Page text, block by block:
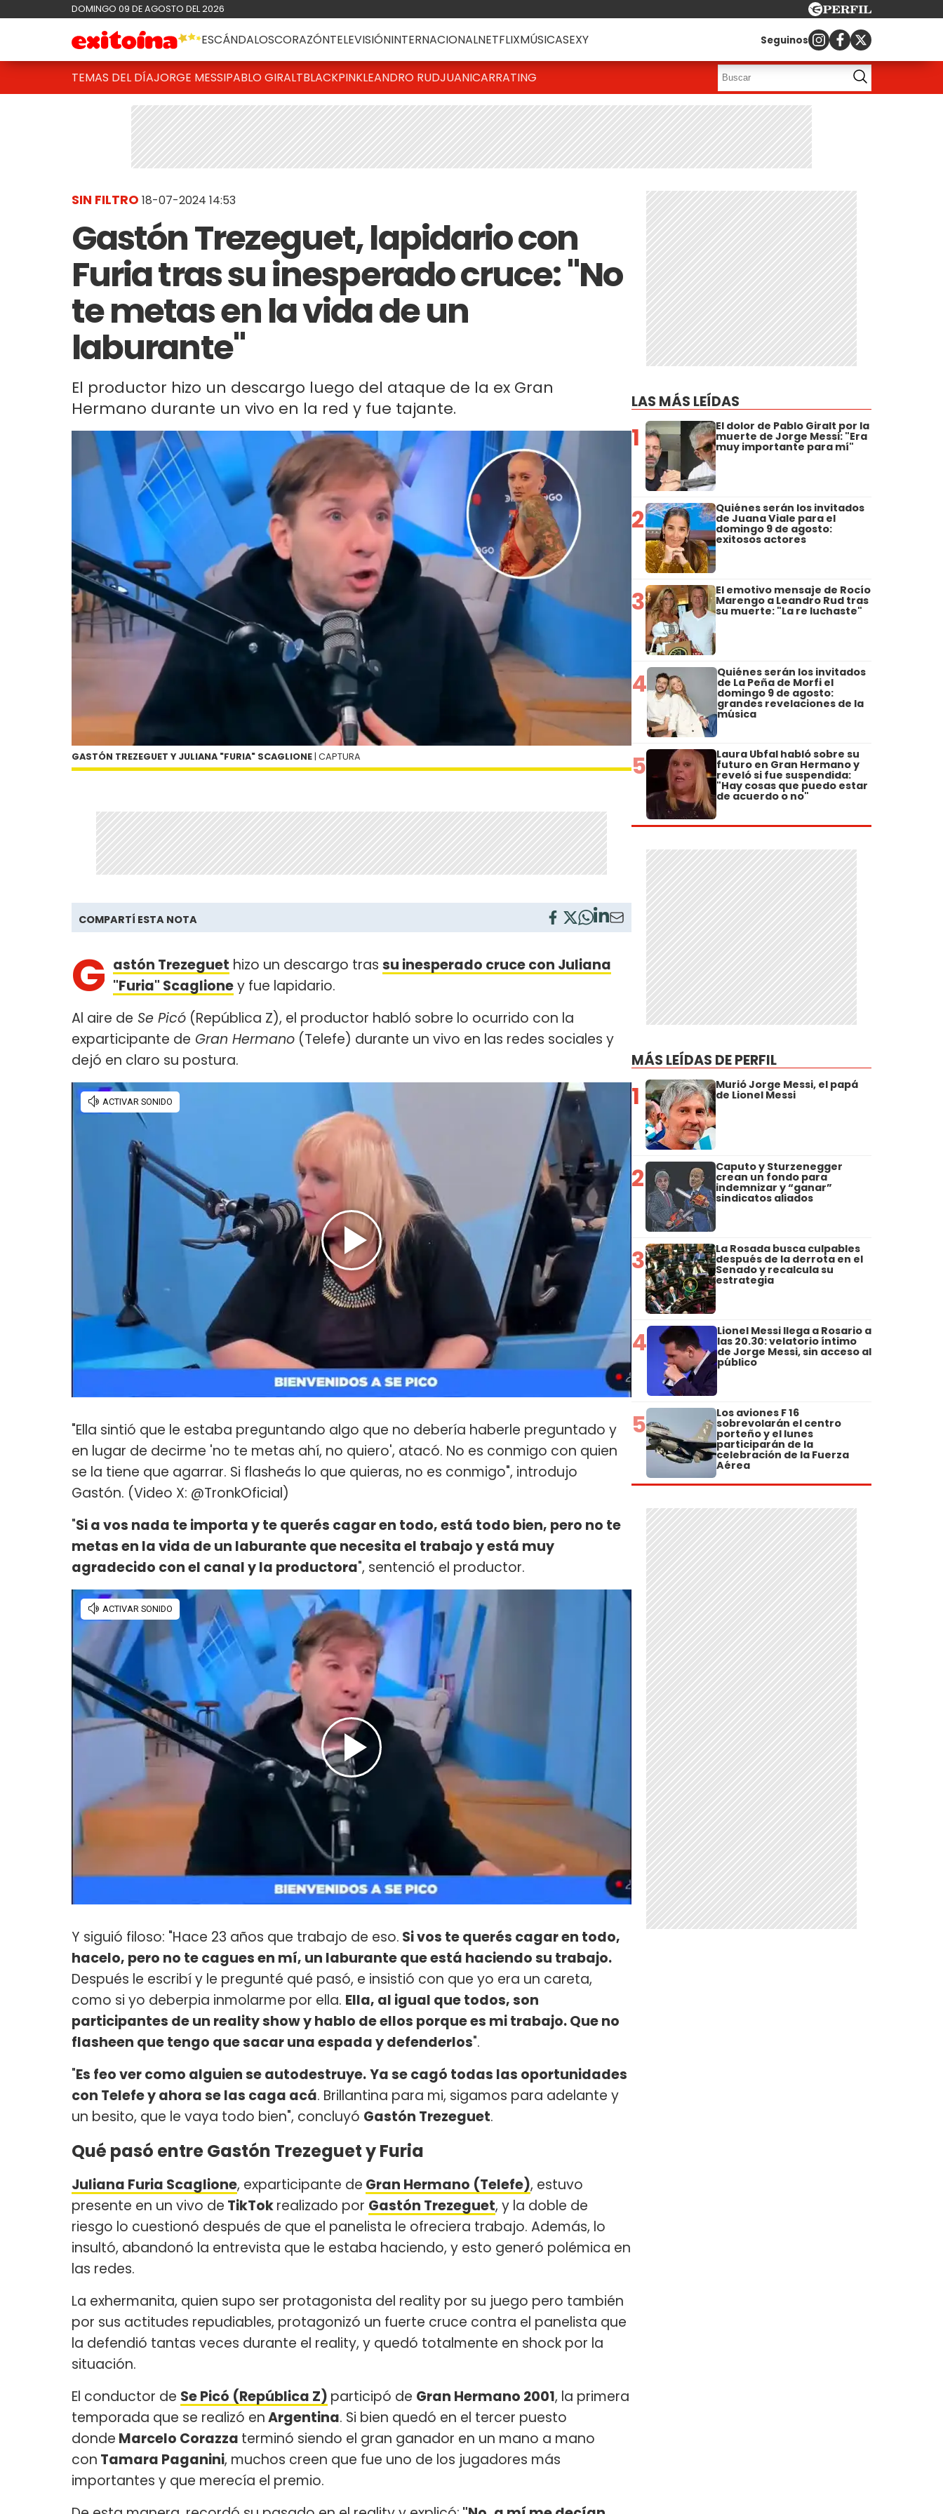
DOMINGO 09 DE AGOSTO DEL 2026
ESCÁNDALOSCORAZÓNTELEVISIÓNINTERNACIONALNETFLIXMÚSICASEXY Seguinos
TEMAS DEL DÍAJORGE MESSIPABLO GIRALTBLACKPINKLEANDRO RUDJUANICARRATING
SIN FILTRO 18-07-2024 14:53
Gastón Trezeguet, lapidario con
Furia tras su inesperado cruce: "No
te metas en la vida de un
laburante"
El productor hizo un descargo luego del ataque de la ex Gran
Hermano durante un vivo en la red y fue tajante.
GASTÓN TREZEGUET Y JULIANA "FURIA" SCAGLIONE | CAPTURA
COMPARTÍ ESTA NOTA
G astón Trezeguet hizo un descargo tras su inesperado cruce con Juliana
"Furia" Scaglioney fue lapidario.
Al aire de Se Picó (República Z), el productor habló sobre lo ocurrido con la
exparticipante de Gran Hermano (Telefe) durante un vivo en las redes sociales y
dejó en claro su postura.
"Ella sintió que le estaba preguntando algo que no debería haberle preguntado y
en lugar de decirme 'no te metas ahí, no quiero', atacó. No es conmigo con quien
se la tiene que agarrar. Si flasheás lo que quieras, no es conmigo", introdujo
Gastón. (Video X: @TronkOficial)
"Si a vos nada te importa y te querés cagar en todo, está todo bien, pero no te
metas en la vida de un laburante que necesita el trabajo y está muy
agradecido con el canal y la productora", sentenció el productor.
Y siguió filoso: "Hace 23 años que trabajo de eso. Si vos te querés cagar en todo,
hacelo, pero no te cagues en mí, un laburante que está haciendo su trabajo.
Después le escribí y le pregunté qué pasó, e insistió con que yo era un careta,
como si yo deberpia inmolarme por ella. Ella, al igual que todos, son
participantes de un reality show y hablo de ellos porque es mi trabajo. Que no
flasheen que tengo que sacar una espada y defenderlos".
"Es feo ver como alguien se autodestruye.Ya se cagó todas las oportunidades
con Telefe y ahora se las caga acá. Brillantina para mi, sigamos para adelante y
un besito, que le vaya todo bien", concluyó Gastón Trezeguet.
Qué pasó entre Gastón Trezeguet y Furia
Juliana Furia Scaglione, exparticipante de Gran Hermano (Telefe), estuvo
presente en un vivo de TikTokrealizado por Gastón Trezeguet, y la doble de
riesgo lo cuestionó después de que el panelista le ofreciera trabajo. Además, lo
insultó, abandonó la entrevista que le estaba haciendo, y esto generó polémica en
las redes.
La exhermanita, quien supo ser protagonista del reality por su juego pero también
por sus actitudes repudiables, protagonizó un fuerte cruce contra el panelista que
la defendió tantas veces durante el reality, y quedó totalmente en shock por la
situación.
El conductor de Se Picó (República Z) participó de Gran Hermano 2001, la primera
temporada que se realizó enArgentina. Si bien quedó en el tercer puesto
donde Marcelo Corazza terminó siendo el gran ganador en un mano a mano
con Tamara Paganini, muchos creen que fue uno de los jugadores más
importantes y que merecía el premio.
LAS MÁS LEÍDAS
1 El dolor de Pablo Giralt por la
muerte de Jorge Messi: "Era
muy importante para mí"
2 Quiénes serán los invitados
de Juana Viale para el
domingo 9 de agosto:
exitosos actores
3 El emotivo mensaje de Rocío
Marengo a Leandro Rud tras
su muerte: "La re luchaste"
4 Quiénes serán los invitados
de La Peña de Morfi el
domingo 9 de agosto:
grandes revelaciones de la
música
5 Laura Ubfal habló sobre su
futuro en Gran Hermano y
reveló si fue suspendida:
"Hay cosas que puedo estar
de acuerdo o no"
MÁS LEÍDAS DE PERFIL
1 Murió Jorge Messi, el papá
de Lionel Messi
2 Caputo y Sturzenegger
crean un fondo para
indemnizar y “ganar”
sindicatos aliados
3 La Rosada busca culpables
después de la derrota en el
Senado y recalcula su
estrategia
4 Lionel Messi llega a Rosario a
las 20.30: velatorio íntimo
de Jorge Messi, sin acceso al
público
5 Los aviones F 16
sobrevolarán el centro
porteño y el lunes
participarán de la
celebración de la Fuerza
Aérea